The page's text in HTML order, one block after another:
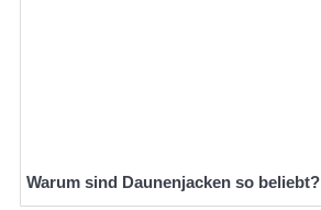
Warum sind Daunenjacken so beliebt?